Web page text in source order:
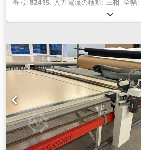
番号: 82415, 入力電流の種類: 三相, 全幅:
, 入力電流:
大）:100 mm,